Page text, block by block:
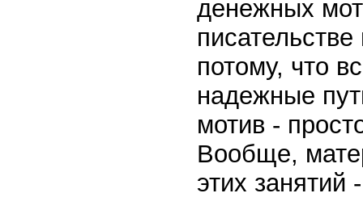
денежных
потому, что
надежные
мотив -
Вообще,
этих занятий